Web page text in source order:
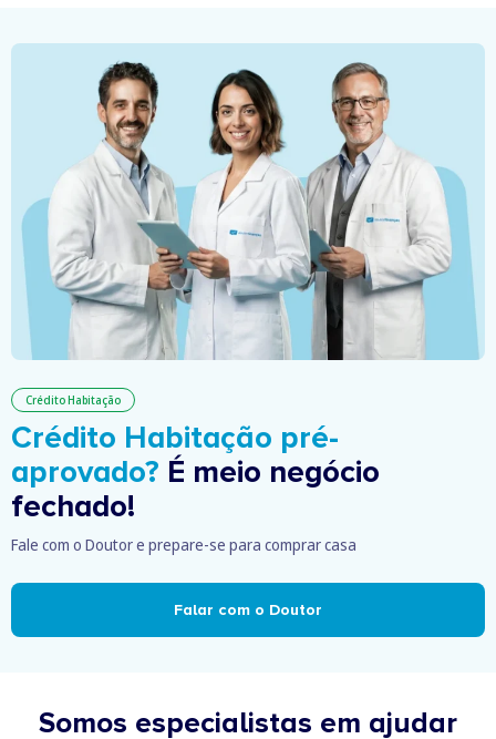
Crédito Habitação
Crédito Habitação pré-
aprovado? É meio negócio
fechado!
Fale com o Doutor e prepare-se para comprar casa
Falar com o Doutor
Somos especialistas em ajudar